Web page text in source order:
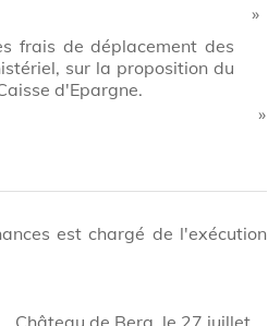
​ »
frais de déplacement des
sur la proposition du
d'Epargne.
​ »
est chargé de l'exécution
Château de Berg, le 27 juillet